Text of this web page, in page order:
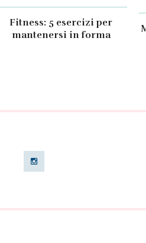
Fitness: 5 esercizi per
mantenersi in forma